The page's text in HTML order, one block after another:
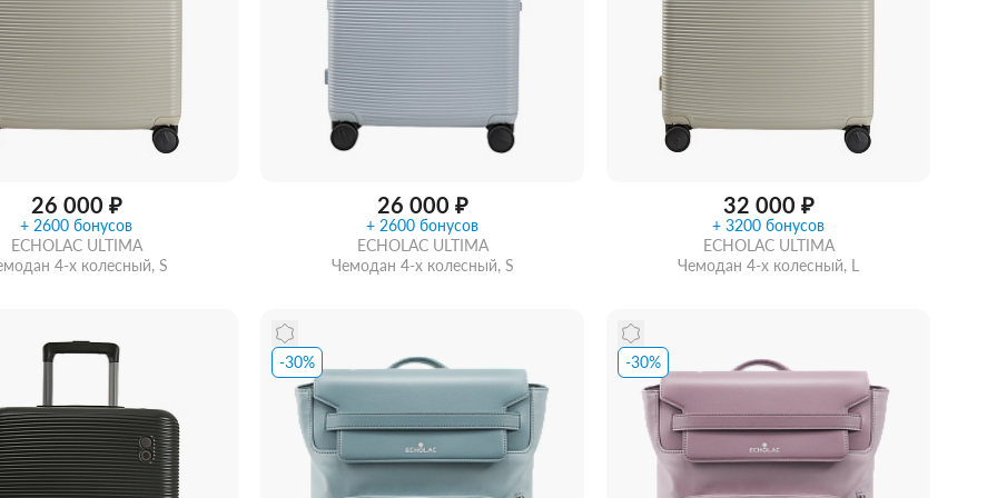
Алюминиевые Тканевые
Тканевые Нейлоновые
Полиэстер
RONCATO
26 000 ₽
+ 2600 бонусов
ECHOLAC ULTIMA
4-х колесный, S
со скидкой
26 000 ₽
+ 2600 бонусов
ECHOLAC ULTIMA
Чемодан 4-х колесный, S
Забрать из магазина со скидкой
32 000 ₽
+ 3200 бонусов
ECHOLAC ULTIMA
Чемодан 4-х колесный, L
Купить в 1 клик В корзину
-30% -30%